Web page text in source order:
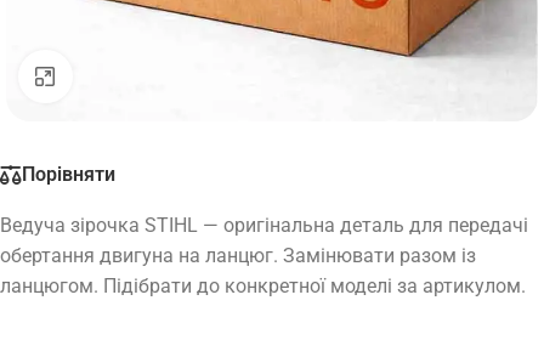
Порівняти
Ведуча зірочка STIHL — оригінальна деталь для передачі
обертання двигуна на ланцюг. Замінювати разом із
ланцюгом. Підібрати до конкретної моделі за артикулом.